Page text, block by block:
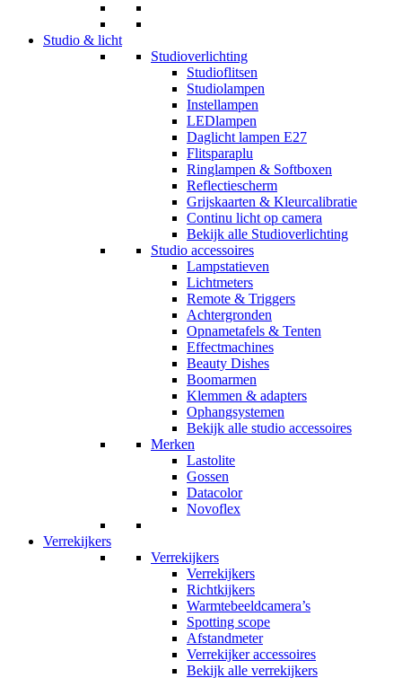
Studio & licht
Studioverlichting
Studioflitsen
Studiolampen
Instellampen
LEDlampen
Daglicht lampen E27
Flitsparaplu
Ringlampen & Softboxen
Reflectiescherm
Grijskaarten & Kleurcalibratie
Continu licht op camera
Bekijk alle Studioverlichting
Studio accessoires
Lampstatieven
Lichtmeters
Remote & Triggers
Achtergronden
Opnametafels & Tenten
Effectmachines
Beauty Dishes
Boomarmen
Klemmen & adapters
Ophangsystemen
Bekijk alle studio accessoires
Merken
Lastolite
Gossen
Datacolor
Novoflex
Verrekijkers
Verrekijkers
Verrekijkers
Richtkijkers
Warmtebeeldcamera’s
Spotting scope
Afstandmeter
Verrekijker accessoires
Bekijk alle verrekijkers